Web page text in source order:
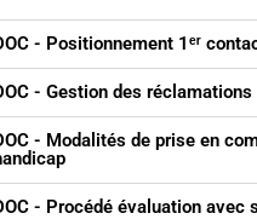
- Positionnement 1ᵉʳ
- Gestion des réclamations
- Modalités de prise en
- Procédé évaluation avec